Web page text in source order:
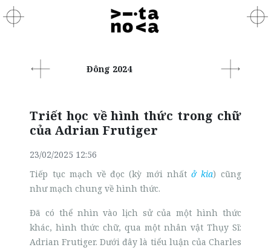
Đông 2024
Triết học về hình thức trong chữ
của Adrian Frutiger
23/02/2025 12:56
Tiếp tục mạch về đọc (kỳ mới nhấtở kia) cũng
như mạch chung về hình thức.
Đã có thể nhìn vào lịch sử của một hình thức
khác, hình thức chữ, qua một nhân vật Thụy Sĩ:
Adrian Frutiger. Dưới đây là tiểu luận của Charles